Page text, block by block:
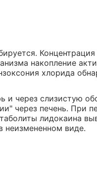
накопление
хлорида
и через слизистую
через печень. При
лидокаина
неизмененном виде.